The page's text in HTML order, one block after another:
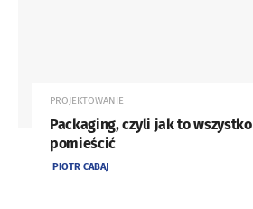
PROJEKTOWANIE
Packaging, czyli jak to wszystko
pomieścić
PIOTR CABAJ